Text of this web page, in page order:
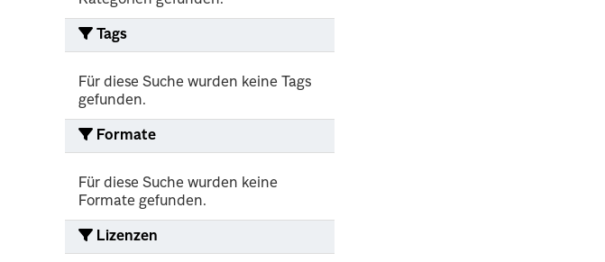
Tags
Für diese Suche wurden keine Tags
gefunden.
Formate
Für diese Suche wurden keine
Formate gefunden.
Lizenzen